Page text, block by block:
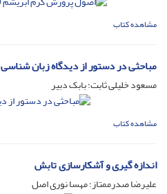
مشاهده کتاب
مباحثی در دستور از دیدگاه زبان شناسی
مسعود خلیلی ثابت؛ بابک دبیر
مشاهده کتاب
اندازه گیری و آشکارسازی تابش
علیرضا صدرممتاز؛ مهسا نوری اصل